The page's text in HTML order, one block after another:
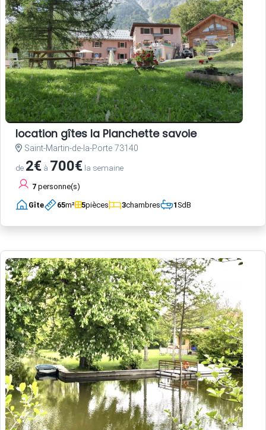
location gîtes la Planchette savoie
Saint-Martin-de-la-Porte 73140
de 2€ à 700€ la semaine
7 personne(s)
Gîte 65m² 5pièces 3chambres 1SdB